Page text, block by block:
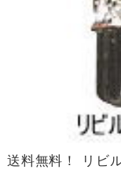
送料無料！ リビ